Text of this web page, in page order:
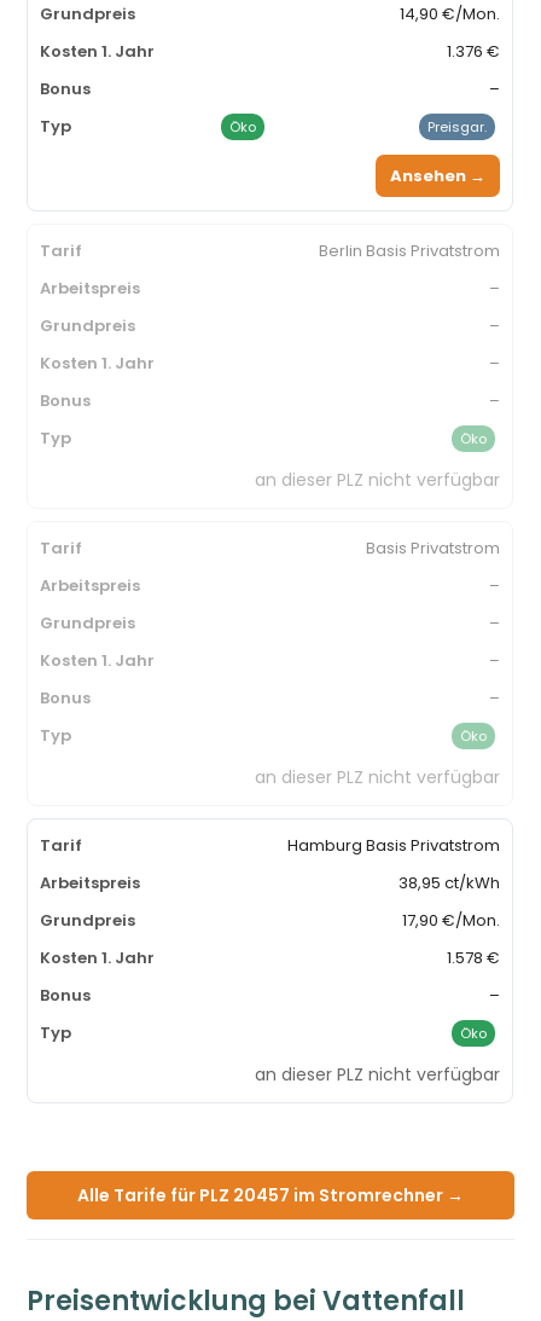
14,90 €/Mon.
1.376 €
–
Öko Preisgar.
Ansehen →
Berlin Basis Privatstrom
–
–
–
–
Öko
an dieser PLZ nicht verfügbar
Basis Privatstrom
–
–
–
–
Öko
an dieser PLZ nicht verfügbar
Hamburg Basis Privatstrom
38,95 ct/kWh
17,90 €/Mon.
1.578 €
–
Öko
an dieser PLZ nicht verfügbar
Alle Tarife für PLZ 20457 im Stromrechner →
Preisentwicklung bei Vattenfall